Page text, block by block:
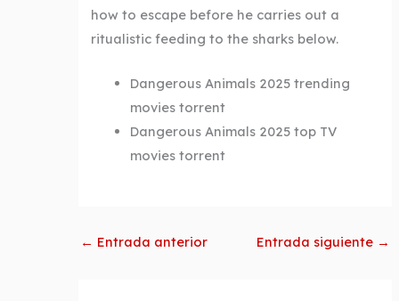
how to escape before he carries out a
ritualistic feeding to the sharks below.
Dangerous Animals 2025 trending
movies torrent
Dangerous Animals 2025 top TV
movies torrent
← Entrada anterior Entrada siguiente →